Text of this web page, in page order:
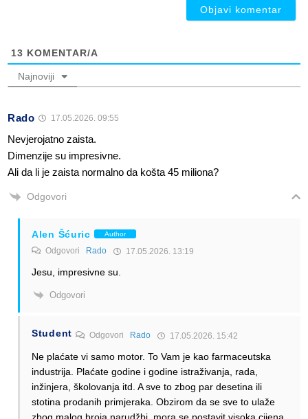
13 KOMENTAR/A
Najnoviji
Rado 17.05.2026. 09:55
Nevjerojatno zaista.
Dimenzije su impresivne.
Ali da li je zaista normalno da košta 45 miliona?
Odgovori
Alen Šćuric Author
Odgovori Rado 17.05.2026. 13:19
Jesu, impresivne su.
Odgovori
Student Odgovori Rado 17.05.2026. 15:42
Ne plaćate vi samo motor. To Vam je kao farmaceutska
industrija. Plaćate godine i godine istraživanja, rada,
inžinjera, školovanja itd. A sve to zbog par desetina ili
stotina prodanih primjeraka. Obzirom da se sve to ulaže